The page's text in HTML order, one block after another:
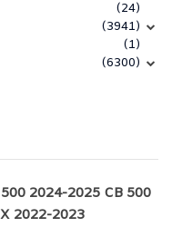
(24)
(3941)
(1)
(6300)
2024-2025 CB 500
2022-2023